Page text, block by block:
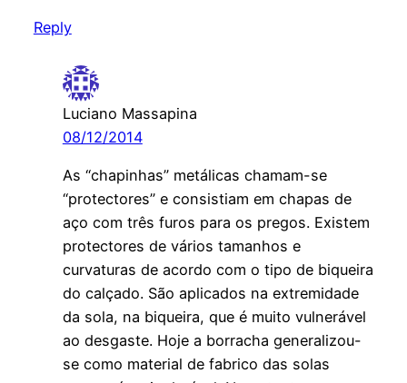
Reply
Luciano Massapina
08/12/2014
As “chapinhas” metálicas chamam-se
“protectores” e consistiam em chapas de
aço com três furos para os pregos. Existem
protectores de vários tamanhos e
curvaturas de acordo com o tipo de biqueira
do calçado. São aplicados na extremidade
da sola, na biqueira, que é muito vulnerável
ao desgaste. Hoje a borracha generalizou-
se como material de fabrico das solas